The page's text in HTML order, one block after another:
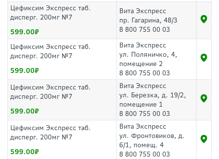
Цефиксим Экспресс таб.
дисперг. 200мг №7
599.00
Вита Экспресс
пр. Гагарина, 48/3
8 800 755 00 03
Цефиксим Экспресс таб.
дисперг. 200мг №7
599.00
Вита Экспресс
ул. Поляничко, 4,
помещение 2
8 800 755 00 03
Цефиксим Экспресс таб.
дисперг. 200мг №7
599.00
Вита Экспресс
ул. Березка, д. 19/2,
помещение 1
8 800 755 00 03
Цефиксим Экспресс таб.
дисперг. 200мг №7
599.00
Вита Экспресс
ул. Фронтовиков, д.
6/1, помещ. 4
8 800 755 00 03